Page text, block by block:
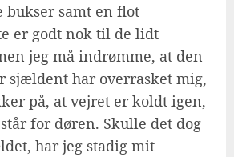
bukser samt en flot
er godt nok til de lidt
jeg må indrømme, at den
sjældent har overrasket mig,
på, at vejret er koldt igen,
for døren. Skulle det dog
har jeg stadig mit